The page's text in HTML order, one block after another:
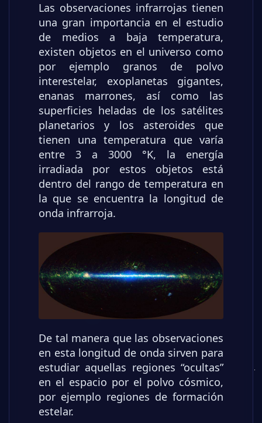
Las observaciones infrarrojas tienen
una gran importancia en el estudio
de medios a baja temperatura,
existen objetos en el universo como
por ejemplo granos de polvo
interestelar, exoplanetas gigantes,
enanas marrones, así como las
superficies heladas de los satélites
planetarios y los asteroides que
tienen una temperatura que varía
entre 3 a 3000 °K, la energía
irradiada por estos objetos está
dentro del rango de temperatura en
la que se encuentra la longitud de
onda infrarroja.
De tal manera que las observaciones
en esta longitud de onda sirven para
estudiar aquellas regiones “ocultas”
en el espacio por el polvo cósmico,
por ejemplo regiones de formación
estelar.